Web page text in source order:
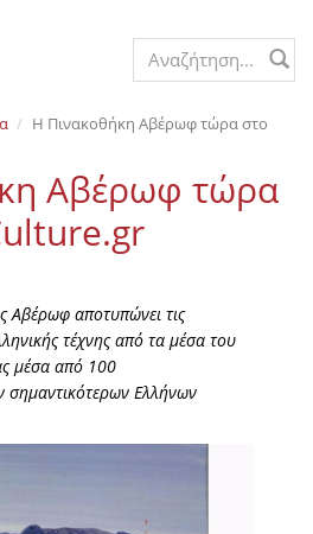
Search form
Η Πινακοθήκη Αβέρωφ τώρα στο
Αβέρωφ τώρα
Αβέρωφ αποτυπώνει τις
τέχνης από τα μέσα του
μέσα από 100
σημαντικότερων Ελλήνων